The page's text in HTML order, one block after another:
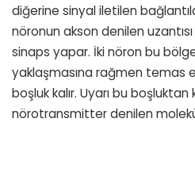
diğerine sinyal iletilen
nöronun akson denilen
sinaps yapar. İki nöron bu
yaklaşmasına rağmen temas
boşluk kalır. Uyarı bu
nörotransmitter denilen